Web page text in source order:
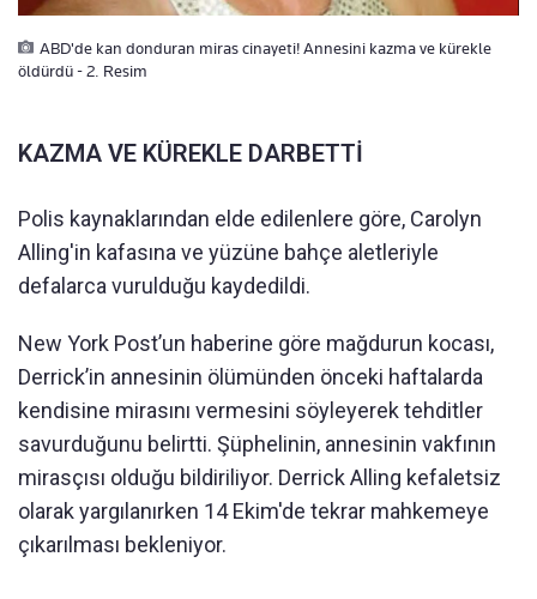
ABD'de kan donduran miras cinayeti! Annesini kazma ve kürekle
öldürdü - 2. Resim
KAZMA VE KÜREKLE DARBETTİ
Polis kaynaklarından elde edilenlere göre, Carolyn
Alling'in kafasına ve yüzüne bahçe aletleriyle
defalarca vurulduğu kaydedildi.
New York Post’un haberine göre mağdurun kocası,
Derrick’in annesinin ölümünden önceki haftalarda
kendisine mirasını vermesini söyleyerek tehditler
savurduğunu belirtti. Şüphelinin, annesinin vakfının
mirasçısı olduğu bildiriliyor. Derrick Alling kefaletsiz
olarak yargılanırken 14 Ekim'de tekrar mahkemeye
çıkarılması bekleniyor.